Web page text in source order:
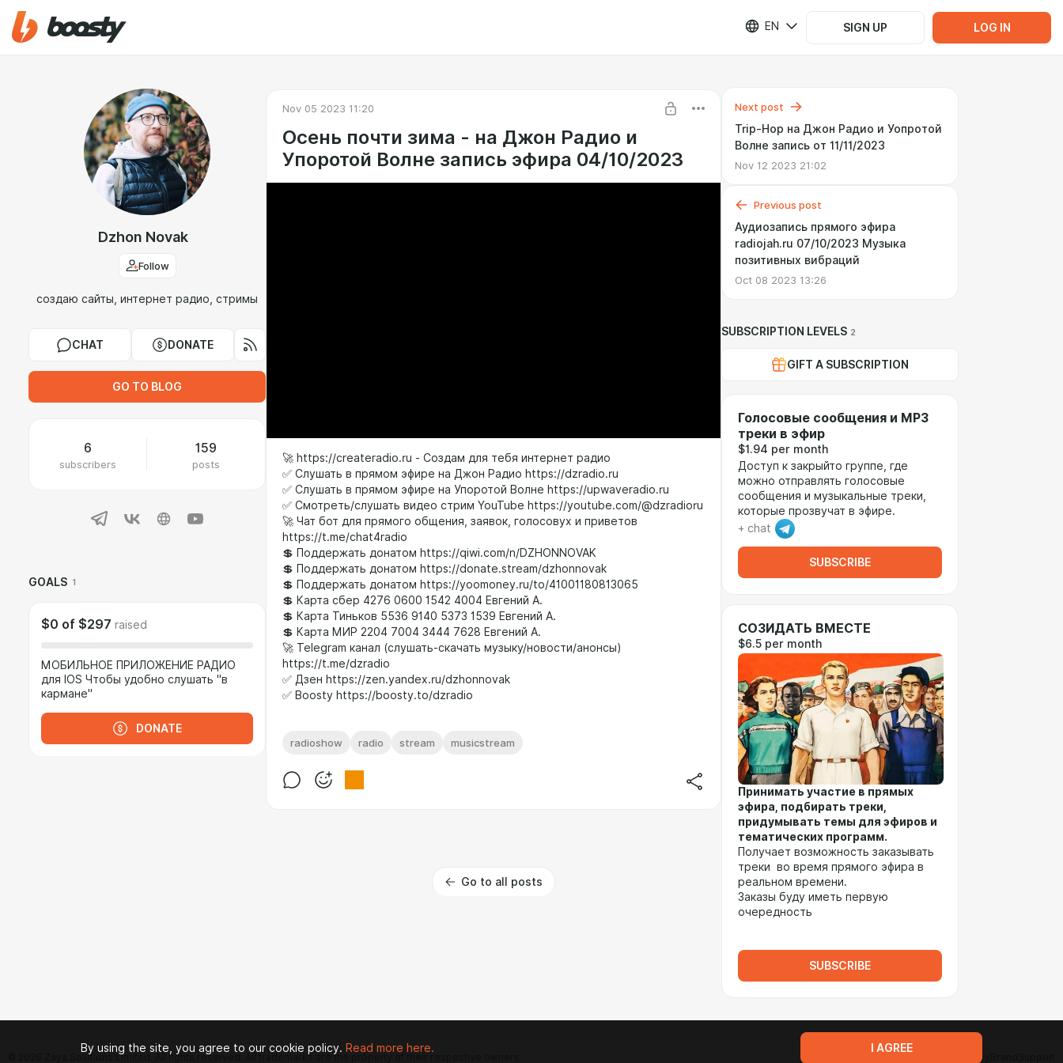
EN SIGN UP LOG IN
Dzhon Novak
Follow
создаю сайты, интернет радио, стримы
CHAT DONATE
GO TO BLOG
6
subscribers
159
posts
GOALS 1
$0 of $297 raised
МОБИЛЬНОЕ ПРИЛОЖЕНИЕ РАДИО
для IOS Чтобы удобно слушать "в
кармане"
DONATE
Nov 05 2023 11:20
Осень почти зима - на Джон Радио и
Упоротой Волне запись эфира 04/10/2023
🚀 https://createradio.ru - Создам для тебя интернет радио
✅ Слушать в прямом эфире на Джон Радио https://dzradio.ru
✅ Слушать в прямом эфире на Упоротой Волне https://upwaveradio.ru
✅ Смотреть/слушать видео стрим YouTube https://youtube.com/@dzradioru
🚀 Чат бот для прямого общения, заявок, голосовух и приветов
https://t.me/chat4radio
💲 Поддержать донатом https://qiwi.com/n/DZHONNOVAK
💲 Поддержать донатом https://donate.stream/dzhonnovak
💲 Поддержать донатом https://yoomoney.ru/to/41001180813065
💲 Карта сбер 4276 0600 1542 4004 Евгений А.
💲 Карта Тиньков 5536 9140 5373 1539 Евгений А.
💲 Карта МИР 2204 7004 3444 7628 Евгений А.
🚀 Telegram канал (слушать-скачать музыку/новости/анонсы)
https://t.me/dzradio
✅ Дзен https://zen.yandex.ru/dzhonnovak
✅ Boosty https://boosty.to/dzradio
radioshow radio stream musicstream
Go to all posts
Next post
Trip-Hop на Джон Радио и Уопротой
Волне запись от 11/11/2023
Nov 12 2023 21:02
Previous post
Аудиозапись прямого эфира
radiojah.ru 07/10/2023 Музыка
позитивных вибраций
Oct 08 2023 13:26
SUBSCRIPTION LEVELS 2
GIFT A SUBSCRIPTION
Голосовые сообщения и MP3
треки в эфир
$1.94 per month
Доступ к закрыйто группе, где
можно отправлять голосовые
сообщения и музыкальные треки,
которые прозвучат в эфире.
+ chat
SUBSCRIBE
СОЗИДАТЬ ВМЕСТЕ
$6.5 per month
Принимать участие в прямых
эфира, подбирать треки,
придумывать темы для эфиров и
тематических программ.
Получает возможность заказывать
треки во время прямого эфира в
реальном времени.
Заказы буду иметь первую
очередность
SUBSCRIBE
© 2026 Zaya Solutions Limited. All rights reserved. All trademarks are the property of their respective owners. Privacy policy
By using the site, you agree to our cookie policy. Read more here. I AGREE